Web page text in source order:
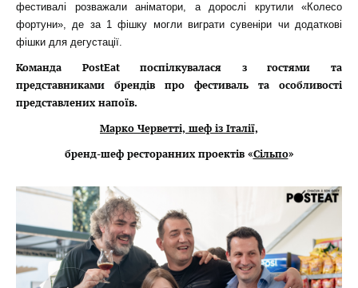
фестивалі розважали аніматори, а дорослі крутили «Колесо
фортуни», де за 1 фішку могли виграти сувеніри чи додаткові
фішки для дегустації.
Команда PostEatпоспілкувалася з гостями та
представниками брендів про фестиваль та особливості
представлених напоїв.
Марко Черветті, шеф із Італії,
бренд-шеф ресторанних проектів «Сільпо»